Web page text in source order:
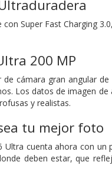
con Super Fast Charging
200 MP
cámara gran angular
Los datos de imagen
y realistas.
tu mejor foto
Ultra cuenta ahora con
deben estar, que